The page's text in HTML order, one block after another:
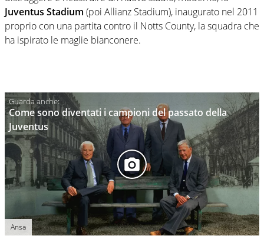
Juventus Stadium (poi Allianz Stadium), inaugurato nel 2011
proprio con una partita contro il Notts County, la squadra che
ha ispirato le maglie bianconere.
Come sono diventati i campioni del passato della
Juventus
Ansa